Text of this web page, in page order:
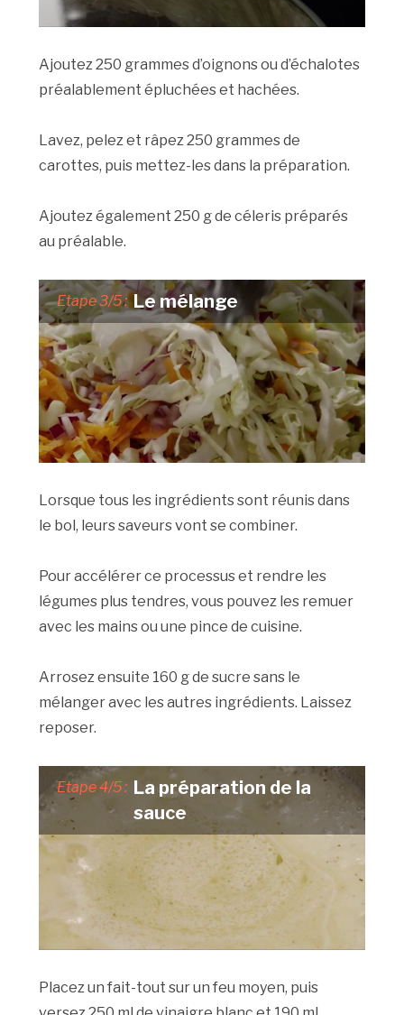
Ajoutez 250 grammes d’oignons ou d’échalotes
préalablement épluchées et hachées.
Lavez, pelez et râpez 250 grammes de
carottes, puis mettez-les dans la préparation.
Ajoutez également 250 g de céleris préparés
au préalable.
Etape 3/5 : Le mélange
Lorsque tous les ingrédients sont réunis dans
le bol, leurs saveurs vont se combiner.
Pour accélérer ce processus et rendre les
légumes plus tendres, vous pouvez les remuer
avec les mains ou une pince de cuisine.
Arrosez ensuite 160 g de sucre sans le
mélanger avec les autres ingrédients. Laissez
reposer.
Etape 4/5 : La préparation de la
sauce
Placez un fait-tout sur un feu moyen, puis